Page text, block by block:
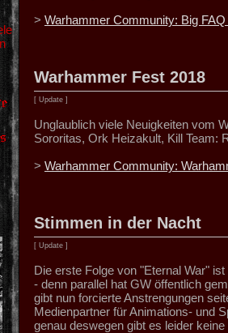
> Warhammer Community: Big
Warhammer Fest 2018
[ Update ]
Unglaublich viele Neuigkeiten vom
Sororitas, Ork Heizakult, Kill Team:
> Warhammer Community:
Stimmen in der Nacht
[ Update ]
Die erste Folge von "Eternal War"
- denn parallel hat GW öffentlich
gibt nun forcierte Anstrengungen
Medienpartner für Animations- und
genau deswegen gibt es leider